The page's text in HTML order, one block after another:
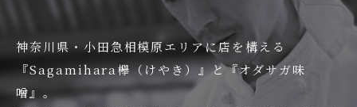
神奈川県・小田急相模原エリアに店を構える
『Sagamihara欅（けやき）』と『オダサガ味
噌』。